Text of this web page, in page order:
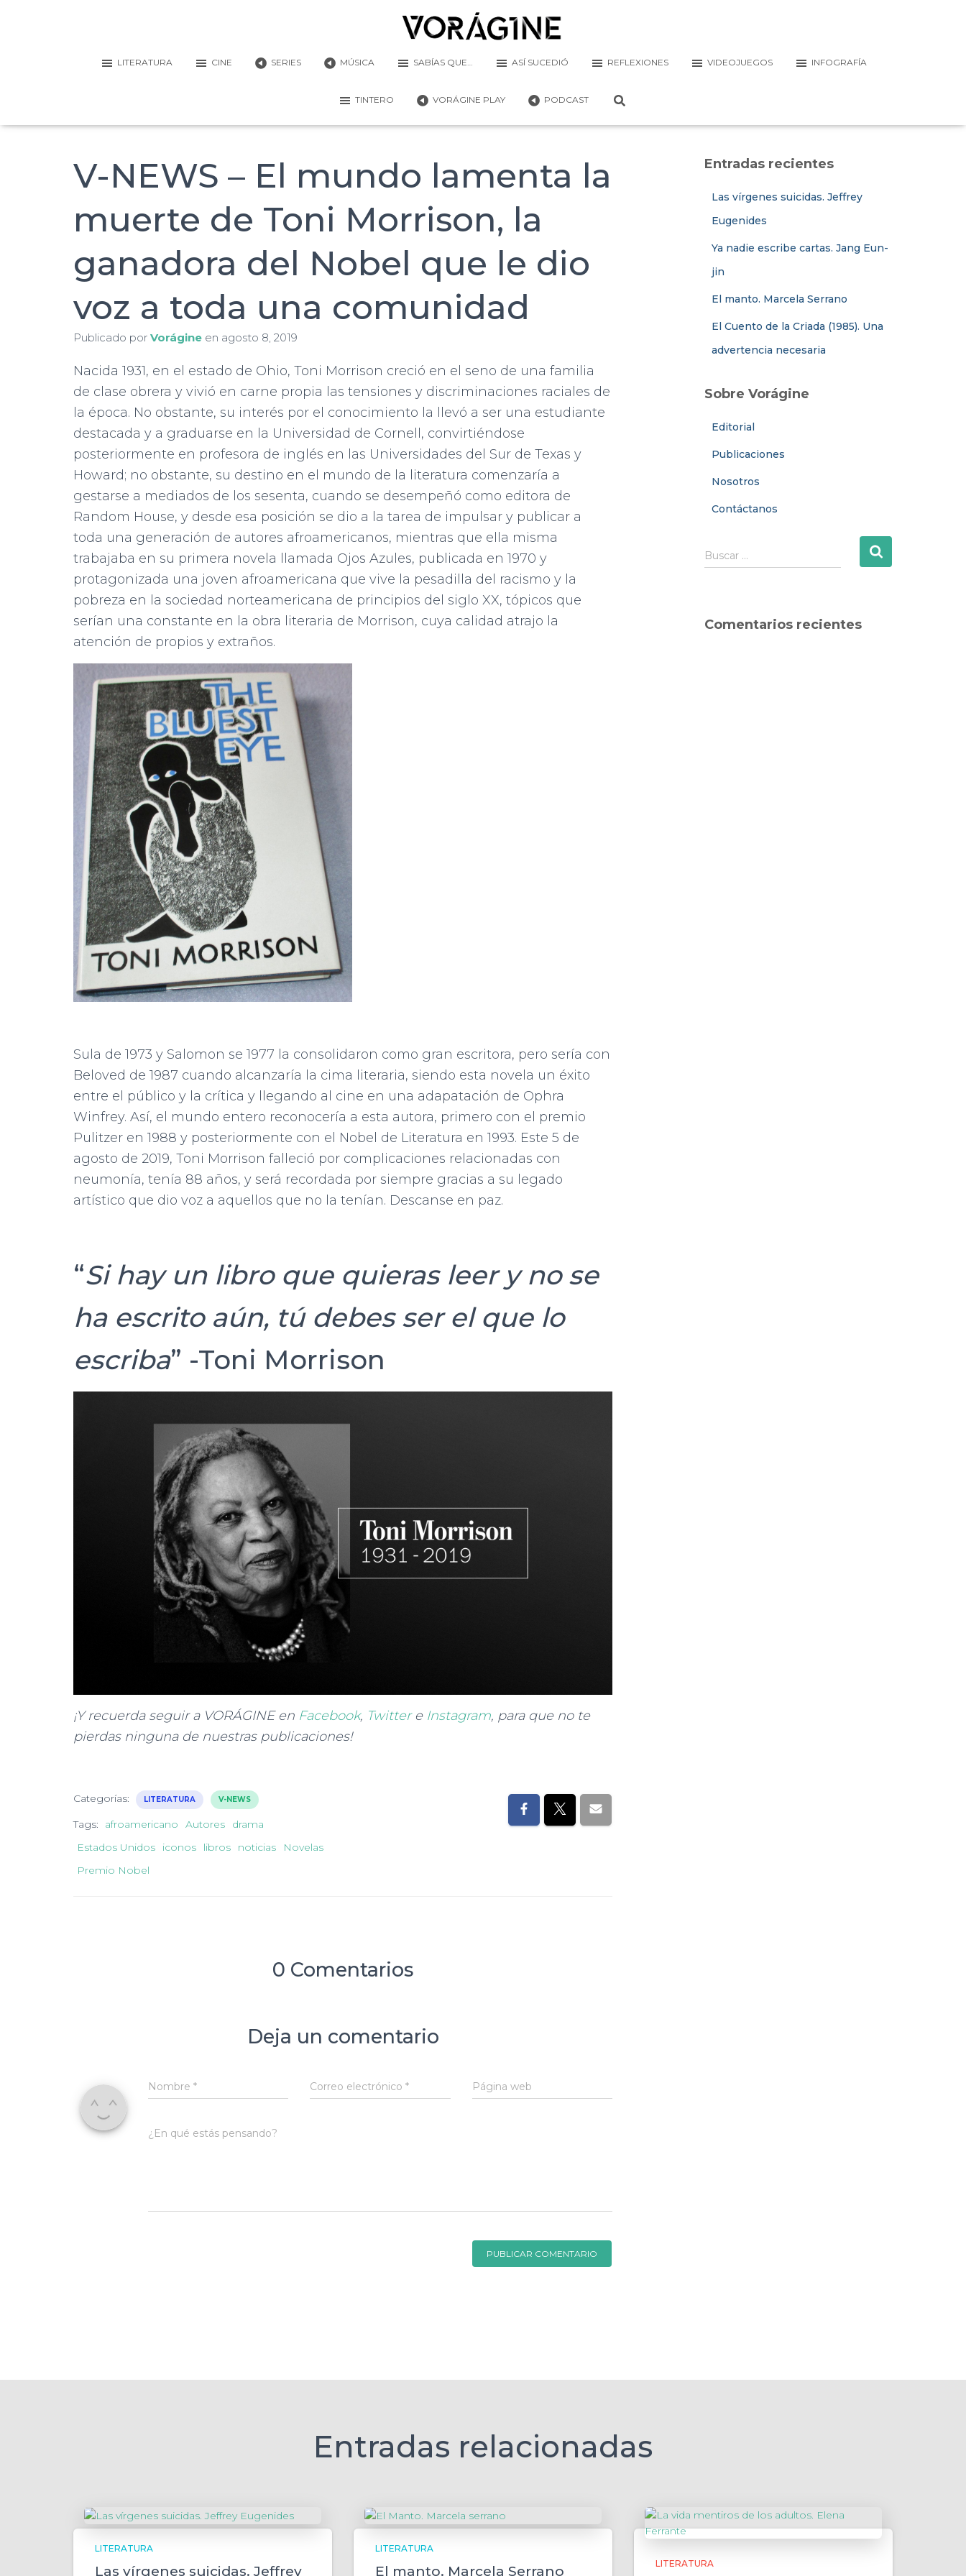
LITERATURA CINE SERIES MÚSICA SABÍAS QUE… ASÍ SUCEDIÓ REFLEXIONES VIDEOJUEGOS INFOGRAFÍA
TINTERO VORÁGINE PLAY PODCAST
V-NEWS – El mundo lamenta la
muerte de Toni Morrison, la
ganadora del Nobel que le dio
voz a toda una comunidad
Publicado por Vorágine en agosto 8, 2019
Nacida 1931, en el estado de Ohio, Toni Morrison creció en el seno de una familia
de clase obrera y vivió en carne propia las tensiones y discriminaciones raciales de
la época. No obstante, su interés por el conocimiento la llevó a ser una estudiante
destacada y a graduarse en la Universidad de Cornell, convirtiéndose
posteriormente en profesora de inglés en las Universidades del Sur de Texas y
Howard; no obstante, su destino en el mundo de la literatura comenzaría a
gestarse a mediados de los sesenta, cuando se desempeñó como editora de
Random House, y desde esa posición se dio a la tarea de impulsar y publicar a
toda una generación de autores afroamericanos, mientras que ella misma
trabajaba en su primera novela llamada Ojos Azules, publicada en 1970 y
protagonizada una joven afroamericana que vive la pesadilla del racismo y la
pobreza en la sociedad norteamericana de principios del siglo XX, tópicos que
serían una constante en la obra literaria de Morrison, cuya calidad atrajo la
atención de propios y extraños.
Sula de 1973 y Salomon se 1977 la consolidaron como gran escritora, pero sería con
Beloved de 1987 cuando alcanzaría la cima literaria, siendo esta novela un éxito
entre el público y la crítica y llegando al cine en una adapatación de Ophra
Winfrey. Así, el mundo entero reconocería a esta autora, primero con el premio
Pulitzer en 1988 y posteriormente con el Nobel de Literatura en 1993. Este 5 de
agosto de 2019, Toni Morrison falleció por complicaciones relacionadas con
neumonía, tenía 88 años, y será recordada por siempre gracias a su legado
artístico que dio voz a aquellos que no la tenían. Descanse en paz.
“Si hay un libro que quieras leer y no se
ha escrito aún, tú debes ser el que lo
escriba” -Toni Morrison
¡Y recuerda seguir a VORÁGINE en Facebook, Twittere Instagram, para que no te
pierdas ninguna de nuestras publicaciones!
Categorías: LITERATURA V-NEWS
Tags: afroamericano Autores
drama
Estados Unidos
iconos libros noticias
Novelas
Premio Nobel
0 Comentarios
Deja un comentario
Nombre * Correo electrónico* Página web
¿En qué estás pensando?
Entradas recientes
Las vírgenes suicidas. Jeffrey
Eugenides
Ya nadie escribe cartas. Jang Eun-
jin
El manto. Marcela Serrano
El Cuento de la Criada (1985). Una
advertencia necesaria
Sobre Vorágine
Editorial
Publicaciones
Nosotros
Contáctanos
B
u
r
Buscar …
Comentarios recientes
Entradas relacionadas
LITERATURA
Las vírgenes suicidas. Jeffrey
LITERATURA
El manto. Marcela Serrano LITERATURA